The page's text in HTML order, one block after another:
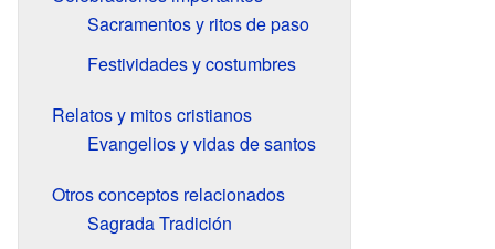
Sacramentos y ritos de paso
Festividades y costumbres
Relatos y mitos cristianos
Evangelios y vidas de santos
Otros conceptos relacionados
Sagrada Tradición